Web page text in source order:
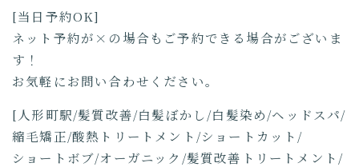
[当日予約OK]
ネット予約が×の場合もご予約できる場合がございま
す！
お気軽にお問い合わせください。
[人形町駅/髪質改善/白髪ぼかし/白髪染め/ヘッドスパ/
縮毛矯正/酸熱トリートメント/ショートカット/
ショートボブ/オーガニック/髪質改善トリートメント/